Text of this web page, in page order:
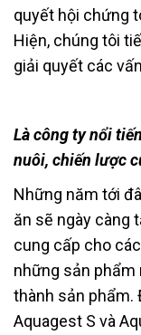
quyết hội chứng
Hiện, chúng tôi
giải quyết các
Là công ty nổi
nuôi, chiến lược
Những năm tới
ăn sẽ ngày càng
cung cấp cho
những sản phẩm
thành sản phẩm.
Aquagest S và